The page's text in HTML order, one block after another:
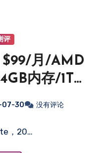
评
月/AMD
内存/1TB
不限流
DDOS/洛杉
-主机百科
07-30 没有评论
，20…